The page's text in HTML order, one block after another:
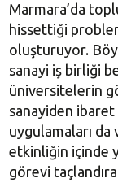
Marmara’da
hissettiği
oluşturuyor.
sanayi iş birliği
üniversitelerin
sanayiden
uygulamaları da
etkinliğin içinde
görevi